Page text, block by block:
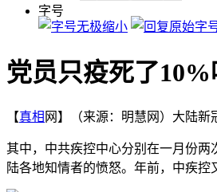
字号
党员只疫死了10%
【真相 网】（来源：明慧网）大陆
其中，中共疾控中心分别在一月份两
陆各地知情者的愤怒。年前，中疾控